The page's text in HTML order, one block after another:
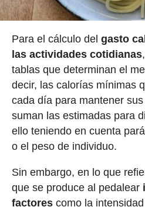
Para el cálculo del gasto
las actividades cotidianas
tablas que determinan el
decir, las calorías mínimas
cada día para mantener
suman las estimadas para
ello teniendo en cuenta
o el peso de individuo.
Sin embargo, en lo que
que se produce al pedalear
factorescomo la